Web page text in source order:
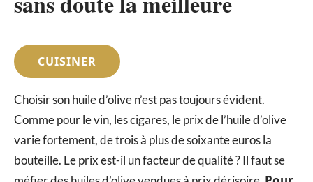
CUISINER
Choisir son huile d’olive n’est pas toujours évident.
Comme pour le vin, les cigares, le prix de l’huile d’olive
varie fortement, de trois à plus de soixante euros la
bouteille. Le prix est-il un facteur de qualité ? Il faut se